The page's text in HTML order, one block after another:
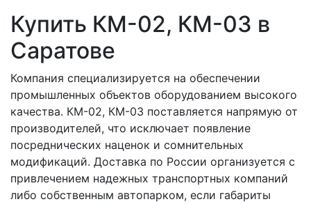
Купить КМ-02, КМ-03 в
Саратове
Компания специализируется на обеспечении
промышленных объектов оборудованием высокого
качества. КМ-02, КМ-03 поставляется напрямую от
производителей, что исключает появление
посреднических наценок и сомнительных
модификаций. Доставка по России организуется с
привлечением надежных транспортных компаний
либо собственным автопарком, если габариты